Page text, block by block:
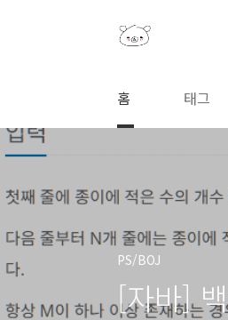
홈 태그
PS/BOJ
[자바]